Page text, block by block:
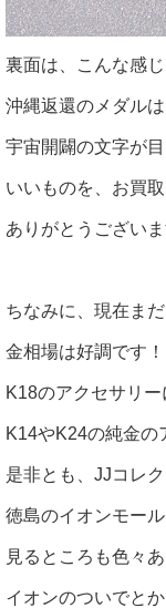
裏面は、こんな感じ
沖縄返還のメダル
宇宙開闢の文字が目
いいものを、お買
ありがとうございま
ちなみに、現在まだ
金相場は好調です！
K18のアクセサリー
K14やK24の純金の
是非とも、JJコレ
徳島のイオンモー
見るところも色々あ
イオンのついでと